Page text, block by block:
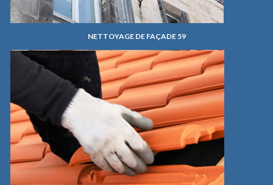
NETTOYAGE DE FAÇADE 59